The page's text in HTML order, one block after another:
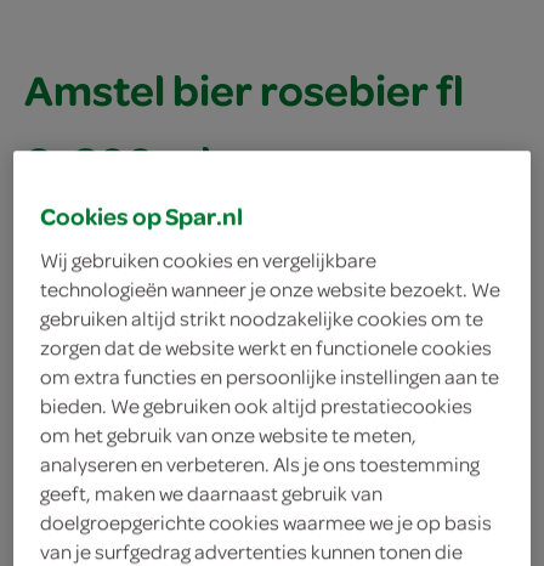
Amstel bier rosebier fl
6x300 ml
Amstel
< 25 jaar? Laat je
legitimatie zien
< 18 jaar verkopen wij
geen alcohol
meer
informatie
8.
59
6 Stuks
Cookies op Spar.nl
Wij gebruiken cookies en vergelijkbare
technologieën wanneer je onze website bezoekt. We
gebruiken altijd strikt noodzakelijke cookies om te
zorgen dat de website werkt en functionele cookies
om extra functies en persoonlijke instellingen aan te
bieden. We gebruiken ook altijd prestatiecookies
om het gebruik van onze website te meten,
analyseren en verbeteren. Als je ons toestemming
geeft, maken we daarnaast gebruik van
doelgroepgerichte cookies waarmee we je op basis
van je surfgedrag advertenties kunnen tonen die